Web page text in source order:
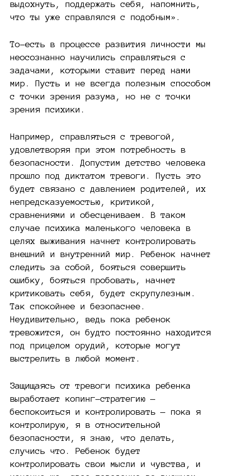
выдохнуть, поддержать себя, напомнить,
что ты уже справлялся с подобным».
То-есть в процессе развития личности мы
неосознанно научились справляться с
задачами, которыми ставит перед нами
мир. Пусть и не всегда полезным способом
с точки зрения разума, но не с точки
зрения психики.
Например, справляться с тревогой,
удовлетворяя при этом потребность в
безопасности. Допустим детство человека
прошло под диктатом тревоги. Пусть это
будет связано с давлением родителей, их
непредсказуемостью, критикой,
сравнениями и обесцениваем. В таком
случае психика маленького человека в
целях выживания начнет контролировать
внешний и внутренний мир. Ребенок начнет
следить за собой, бояться совершить
ошибку, бояться пробовать, начнет
критиковать себя, будет скрупулезным.
Так спокойнее и безопаснее.
Неудивительно, ведь пока ребенок
тревожится, он будто постоянно находится
под прицелом орудий, которые могут
выстрелить в любой момент.
Защищаясь от тревоги психика ребенка
выработает копинг-стратегию —
беспокоиться и контролировать — пока я
контролирую, я в относительной
безопасности, я знаю, что делать,
случись что. Ребенок будет
контролировать свои мысли и чувства, и